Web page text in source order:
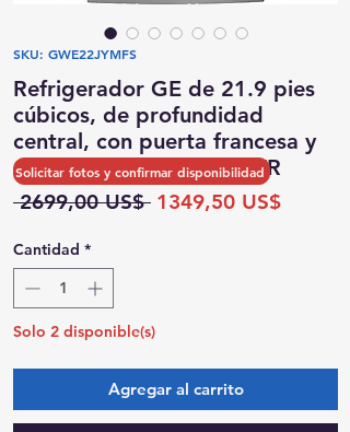
SKU: GWE22JYMFS
Refrigerador GE de 21.9 pies
cúbicos, de profundidad
central, con puerta francesa y
dispensador interno en FR
2699,00 US$ Precio
1349,50 US$Precio
Cantidad *
Solo 2 disponible(s)
Agregar al carrito
Posibilidad de recogida el mismo día
Solicitar fotos y confirmar disponibilidad